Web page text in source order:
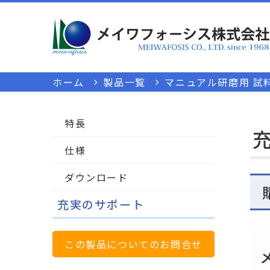
ホーム 製品一覧 マニュアル研磨用 試
特長
仕様
ダウンロード
充実のサポート
この製品についてのお問合せ